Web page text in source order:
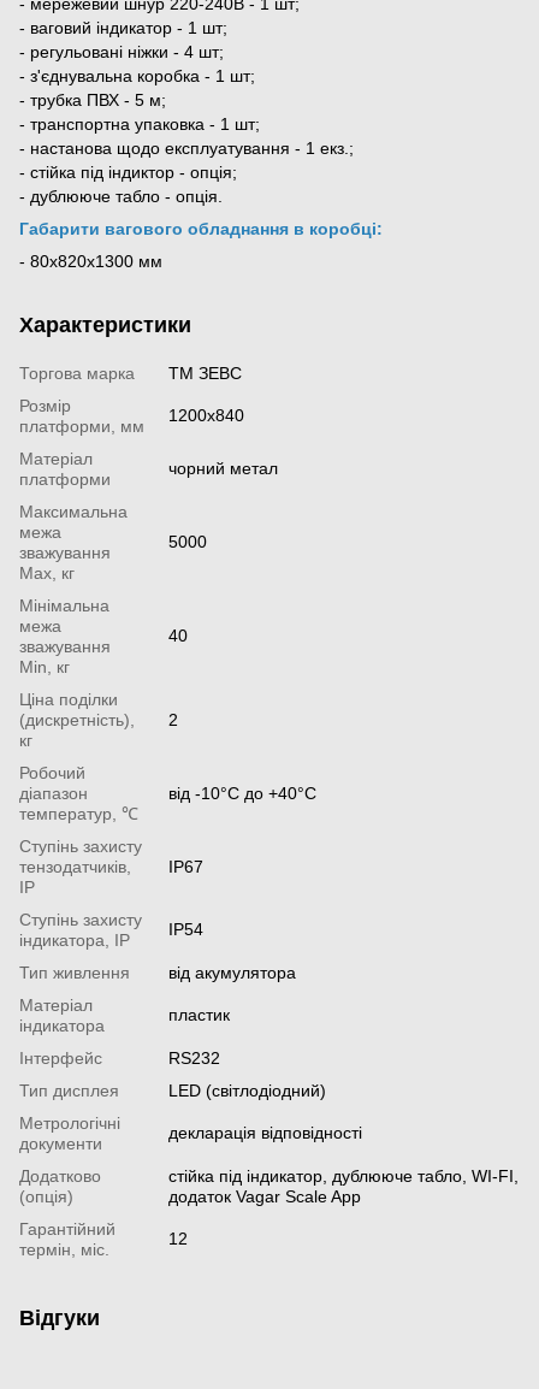
- ваговий індикатор - 1 шт;
- регульовані ніжки - 4 шт;
- з'єднувальна коробка - 1 шт;
- трубка ПВХ - 5 м;
- транспортна упаковка - 1 шт;
- настанова щодо експлуатування - 1 екз.;
- стійка під індиктор - опція;
- дублююче табло - опція.
Габарити вагового обладнання в коробці:
- 80х820х1300 мм
Характеристики
Торгова марка
ТМ ЗЕВС
Розмір
платформи, мм
1200х840
Матеріал
платформи
чорний метал
Максимальна
межа
зважування
Мах, кг
5000
Мінімальна
межа
зважування
Min, кг
40
Ціна поділки
(дискретність),
кг
2
Робочий
діапазон
температур, ℃
від -10°С до +40°С
Ступінь захисту
тензодатчиків,
IP
IP67
Ступінь захисту
індикатора, IP
IP54
Тип живлення
від акумулятора
Матеріал
індикатора
пластик
Інтерфейс
RS232
Тип дисплея
LED (світлодіодний)
Метрологічні
документи
декларація відповідності
Додатково
(опція)
стійка під індикатор, дублююче табло, WI-FI,
додаток Vagar Scale App
Гарантійний
термін, міс.
12
Відгуки